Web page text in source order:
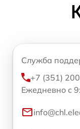
Служба
+7 (351)
Ежедневно с